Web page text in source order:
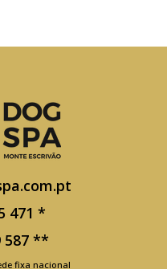
471 *
587 **
fixa nacional